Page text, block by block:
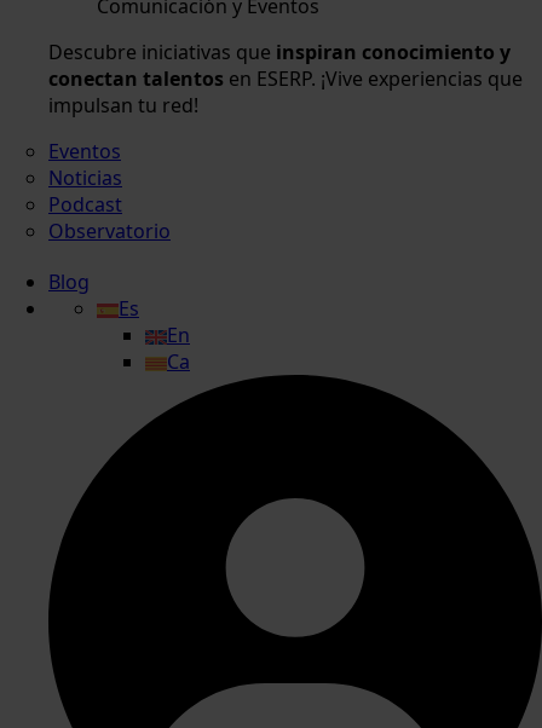
Comunicación y Eventos
Descubre iniciativas que inspiran conocimiento y
conectan talentos en ESERP. ¡Vive experiencias que
impulsan tu red!
Eventos
Noticias
Podcast
Observatorio
Blog
Es
En
Ca